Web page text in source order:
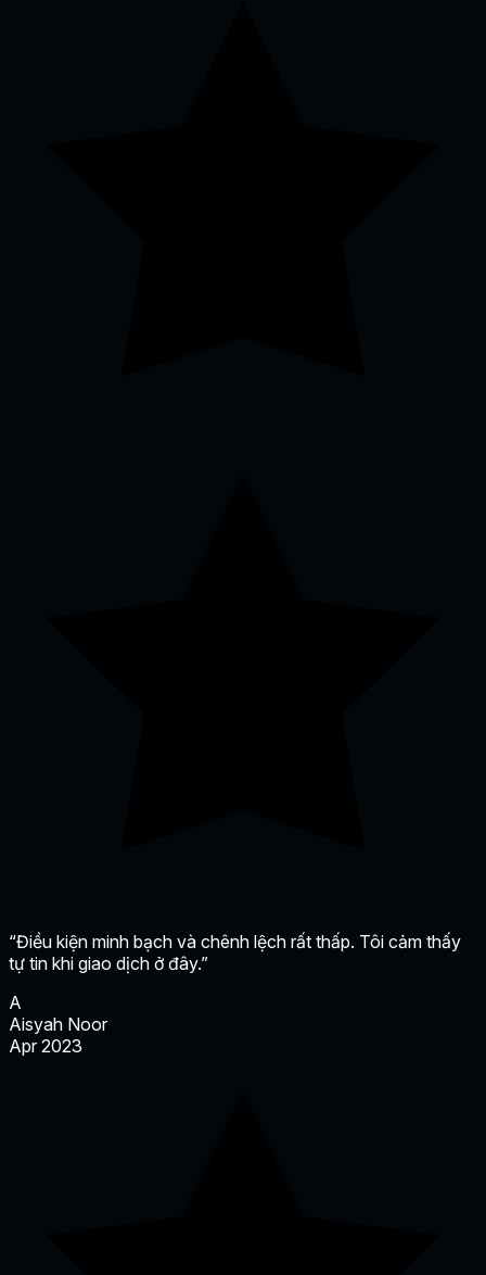
“Điều kiện minh bạch và chênh lệch rất thấp. Tôi cảm thấy
tự tin khi giao dịch ở đây.”
A
Aisyah Noor
Apr 2023